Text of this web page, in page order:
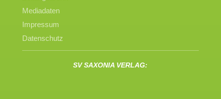
Mediadaten
Impressum
Datenschutz
SV SAXONIA VERLAG: